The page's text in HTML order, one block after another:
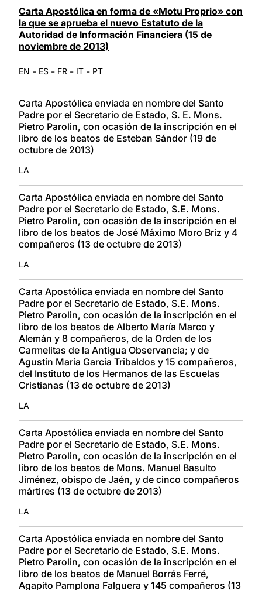
Carta Apostólica en forma de «Motu Proprio» con
la que se aprueba el nuevo Estatuto de la
Autoridad de Información Financiera (15 de
noviembre de 2013)
EN - ES - FR - IT - PT
Carta Apostólica enviada en nombre del Santo
Padre por el Secretario de Estado, S. E. Mons.
Pietro Parolin, con ocasión de la inscripción en el
libro de los beatos de Esteban Sándor (19 de
octubre de 2013)
LA
Carta Apostólica enviada en nombre del Santo
Padre por el Secretario de Estado, S.E. Mons.
Pietro Parolin, con ocasión de la inscripción en el
libro de los beatos de José Máximo Moro Briz y 4
compañeros (13 de octubre de 2013)
LA
Carta Apostólica enviada en nombre del Santo
Padre por el Secretario de Estado, S.E. Mons.
Pietro Parolin, con ocasión de la inscripción en el
libro de los beatos de Alberto María Marco y
Alemán y 8 compañeros, de la Orden de los
Carmelitas de la Antigua Observancia; y de
Agustín María García Tribaldos y 15 compañeros,
del Instituto de los Hermanos de las Escuelas
Cristianas (13 de octubre de 2013)
LA
Carta Apostólica enviada en nombre del Santo
Padre por el Secretario de Estado, S.E. Mons.
Pietro Parolin, con ocasión de la inscripción en el
libro de los beatos de Mons. Manuel Basulto
Jiménez, obispo de Jaén, y de cinco compañeros
mártires (13 de octubre de 2013)
LA
Carta Apostólica enviada en nombre del Santo
Padre por el Secretario de Estado, S.E. Mons.
Pietro Parolin, con ocasión de la inscripción en el
libro de los beatos de Manuel Borrás Ferré,
Agapito Pamplona Falguera y 145 compañeros (13